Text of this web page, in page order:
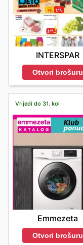
INTERSPAR
Otvori brošuru
Vrijedi do 31. kol
Emmezeta
Otvori brošuru